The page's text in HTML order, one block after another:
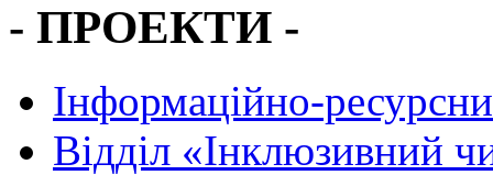
- ПРОЕКТИ -
Інформаційно-
Вiддiл «Інклюзивний